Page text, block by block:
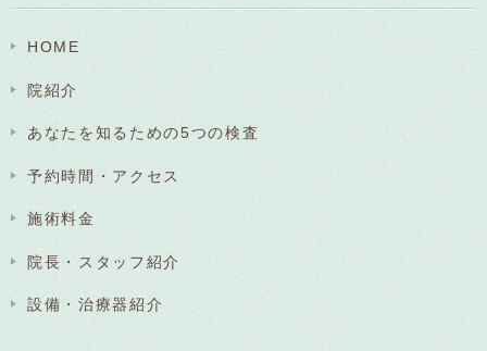
HOME
院紹介
あなたを知るための5つの検査
予約時間・アクセス
施術料金
院長・スタッフ紹介
設備・治療器紹介